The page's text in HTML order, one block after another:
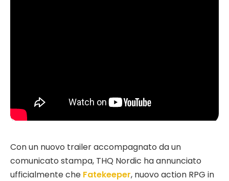
Con un nuovo trailer accompagnato da un
comunicato stampa, THQ Nordic ha annunciato
ufficialmente che Fatekeeper, nuovo action RPG in